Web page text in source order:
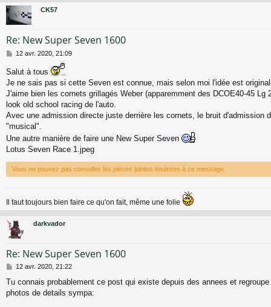
CK57
Re: New Super Seven 1600
M
s
s
a
g
e
12 avr. 2020, 21:09
Salut à tous
Je ne sais pas si cette Seven est connue, mais selon moi l'idée est
J'aime bien les cornets grillagés Weber (apparemment des DCOE40-45 Lg
look old school racing de l'auto.
Avec une admission directe juste derrière les cornets, le bruit d'admission
"musical".
Une autre manière de faire une New Super Seven
Lotus Seven Race 1.jpeg
Vous ne pouvez pas consulter les pièces jointes insérées à ce message.
Il faut toujours bien faire ce qu'on fait, même une folie
darkvador
Re: New Super Seven 1600
M
s
s
12 avr. 2020, 21:22
Tu connais probablement ce post qui existe depuis des annees et
photos de details sympa: